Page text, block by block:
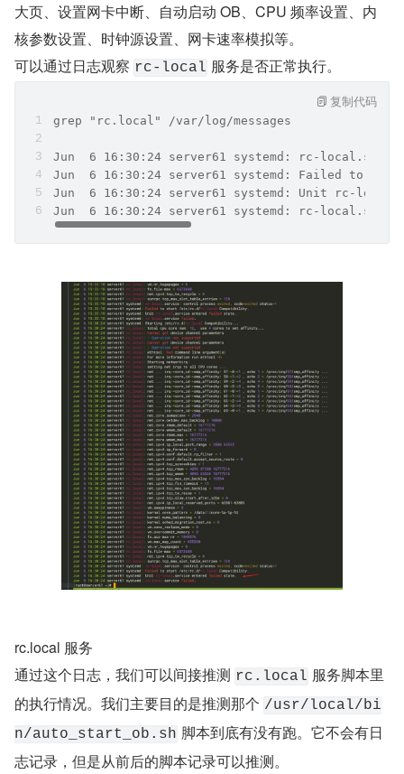
大页、设置网卡中断、自动启动 OB、CPU 频率设置、内
核参数设置、时钟源设置、网卡速率模拟等。
可以通过日志观察 rc-local 服务是否正常执行。
grep "rc.local" /var/log/messages
Jun  6 16:30:24 server61 systemd: rc-
Jun  6 16:30:24 server61 systemd: Failed to
Jun  6 16:30:24 server61 systemd: Unit rc-
Jun  6 16:30:24 server61 systemd: rc-
复制代码
rc.local 服务
通过这个日志，我们可以间接推测 rc.local 服务脚本里
的执行情况。我们主要目的是推测那个 /usr/local/bi
n/auto_start_ob.sh 脚本到底有没有跑。它不会有日
志记录，但是从前后的脚本记录可以推测。